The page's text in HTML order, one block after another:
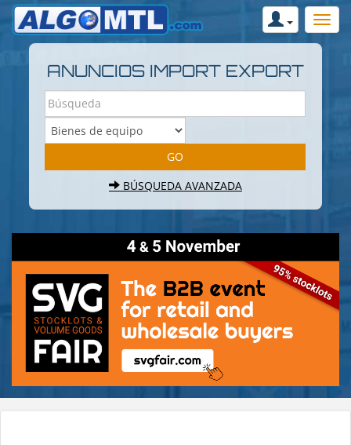
ANUNCIOS IMPORT EXPORT
BÚSQUEDA AVANZADA